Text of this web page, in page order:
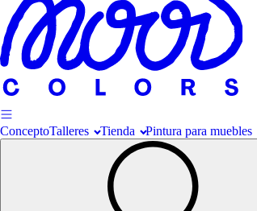
ConceptoTalleres Tienda Pintura para muebles